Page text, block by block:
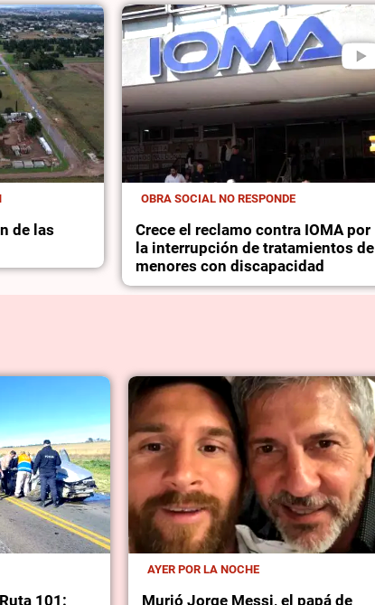
de las
OBRA SOCIAL NO RESPONDE
Crece el reclamo contra IOMA por
la interrupción de tratamientos de
menores con discapacidad
101:
AYER POR LA NOCHE
Murió Jorge Messi, el papá de